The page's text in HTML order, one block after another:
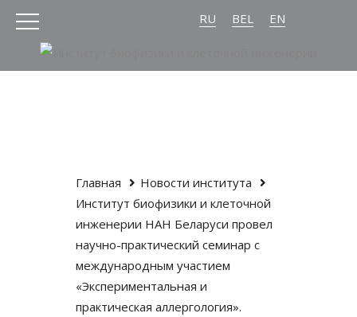
RU BEL EN
Главная
Новости института
Институт биофизики и клеточной
инженерии НАН Беларуси провел
научно-практический семинар с
международным участием
«Экспериментальная и
практическая аллергология».